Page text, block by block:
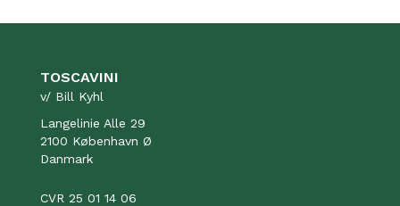
TOSCAVINI
v/ Bill Kyhl
Langelinie Alle 29
2100 København Ø
Danmark
CVR 25 01 14 06